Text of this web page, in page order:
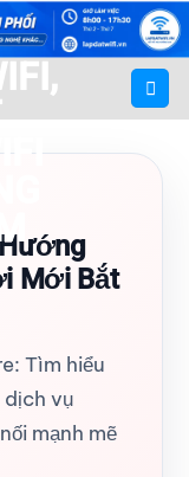
Mới Bắt
Tìm hiểu
vụ
mạnh mẽ